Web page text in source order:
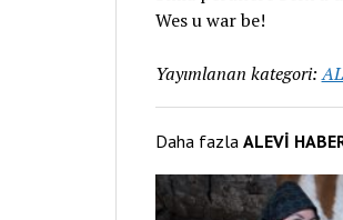
Wes u war be!
Yayımlanan kategori:
Daha fazla ALEVİ